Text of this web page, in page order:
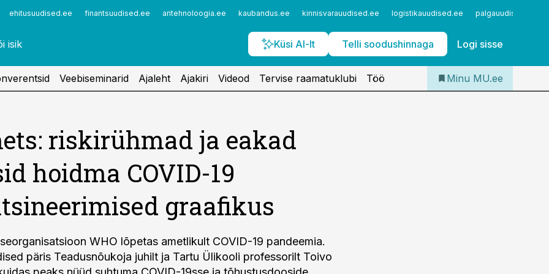
ehitusuudised.ee finantsuudised.ee aritehnoloogia.ee kaubandus.ee kinnisvarauudised.ee logistikauudised.ee palgauudised.ee
Küsi AI-lt Telli soodushinnaga Logi sisse
Iseteenindus
Telli Meditsiiniuudised
Veebiseminarid Ajaleht Ajakiri Videod Tervise raamatuklubi Töö Minu MU.ee
riskirühmad ja eakad
hoidma COVID-19
graafikus
WHO lõpetas ametlikult COVID-19 pandeemia.
päris Teadusnõukoja juhilt ja Tartu Ülikooli professorilt Toivo